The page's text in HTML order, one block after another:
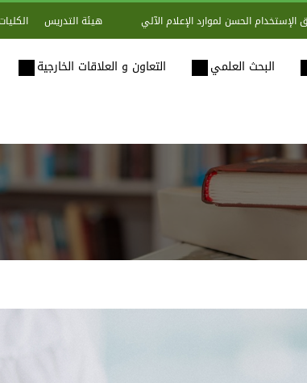
الإستخدام الحسن لموارد الإعلام الآلي هيئة التدريس
البحث العلمي التعاون و العلاقات الخارجية